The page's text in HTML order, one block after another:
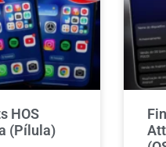
HOS
(Pílula)